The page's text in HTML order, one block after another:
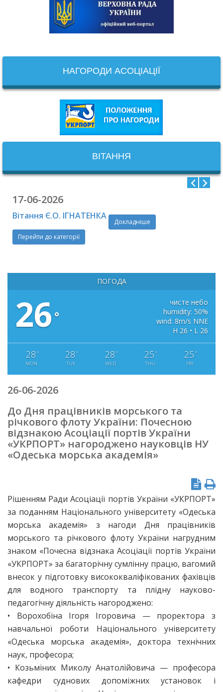
НАГОРОДИ АСОЦІАЦІЇ
ВІТАННЯ
17-06-2026
Вітання Є.О. ІГНАТЕНКА
Докладніше
Перейти до категорії
ПОГОДА
26°
чисте небо
humidity: 50%
wind: 8m/s NNE
H 26 • L 26
28 °
MON
28 °
TUE
28 °
WED
25 °
THU
25 °
FRI
26-06-2026
До Дня працівників морського та
річкового флоту України: Почесною
відзнакою Асоціації портів України
«УКРПОРТ» нагороджено науковців НУ
«Одеська морська академія»
Рішенням Ради Асоціації портів України «УКРПОРТ»
за поданням Національного університету «Одеська
морська академія» з нагоди Дня працівників
морського та річкового флоту України нагрудним
знаком «Почесна відзнака Асоціації портів України
«УКРПОРТ» за багаторічну сумлінну працю, вагомий
внесок у підготовку висококваліфікованих фахівців
для водного транспорту та плідну науково-
педагогічну діяльність нагороджено:
• Ворохобіна Ігоря Ігоровича — проректора з
навчальної роботи Національного університету
«Одеська морська академія», доктора технічних
наук, професора;
• Козьміних Миколу Анатолійовича — професора
кафедри суднових допоміжних установок і